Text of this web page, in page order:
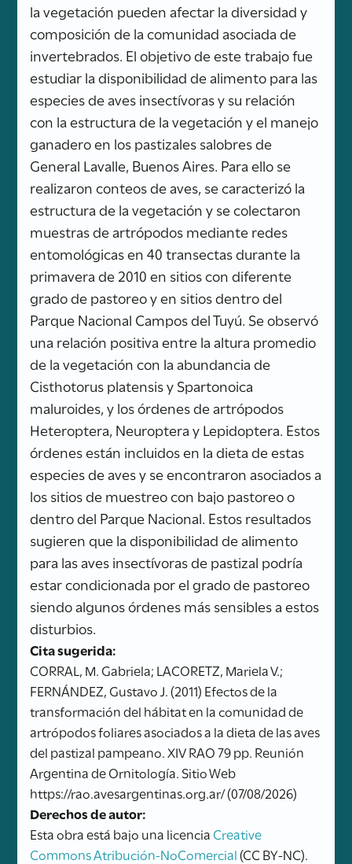
la vegetación pueden afectar la diversidad y
composición de la comunidad asociada de
invertebrados. El objetivo de este trabajo fue
estudiar la disponibilidad de alimento para las
especies de aves insectívoras y su relación
con la estructura de la vegetación y el manejo
ganadero en los pastizales salobres de
General Lavalle, Buenos Aires. Para ello se
realizaron conteos de aves, se caracterizó la
estructura de la vegetación y se colectaron
muestras de artrópodos mediante redes
entomológicas en 40 transectas durante la
primavera de 2010 en sitios con diferente
grado de pastoreo y en sitios dentro del
Parque Nacional Campos del Tuyú. Se observó
una relación positiva entre la altura promedio
de la vegetación con la abundancia de
Cisthotorus platensis y Spartonoica
maluroides, y los órdenes de artrópodos
Heteroptera, Neuroptera y Lepidoptera. Estos
órdenes están incluidos en la dieta de estas
especies de aves y se encontraron asociados a
los sitios de muestreo con bajo pastoreo o
dentro del Parque Nacional. Estos resultados
sugieren que la disponibilidad de alimento
para las aves insectívoras de pastizal podría
estar condicionada por el grado de pastoreo
siendo algunos órdenes más sensibles a estos
disturbios.
Cita sugerida:
CORRAL, M. Gabriela; LACORETZ, Mariela V.;
FERNÁNDEZ, Gustavo J. (2011) Efectos de la
transformación del hábitat en la comunidad de
artrópodos foliares asociados a la dieta de las aves
del pastizal pampeano. XIV RAO 79 pp. Reunión
Argentina de Ornitología. Sitio Web
https://rao.avesargentinas.org.ar/ (07/08/2026)
Derechos de autor:
Esta obra está bajo una licencia Creative
Commons Atribución-NoComercial(CC BY-NC).